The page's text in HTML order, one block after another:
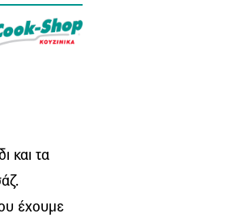
και τα
έχουμε